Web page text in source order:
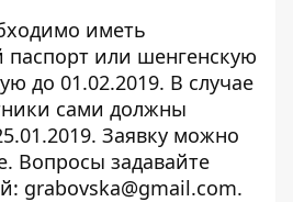
иметь
или шенгенскую
до 01.02.2019. В случае
сами должны
Заявку можно
. Вопросы задавайте
grabovska@gmail.com.